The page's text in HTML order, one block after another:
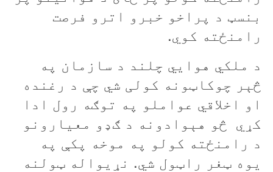
بنسټ د پراخو خبرو اترو فرصت
رامنځته کوي.
د ملکي هوايي چلند د سازمان په
څېر چوکاټونه کولی شي چې د رغنده
او اخلاقي عواملو په توګه رول ادا
کړي څو هېوادونه د ګډو معيارونو
د رامنځته کولو په موخه پکې په
يوه ټغر راټول شي. نړيواله ټولنه